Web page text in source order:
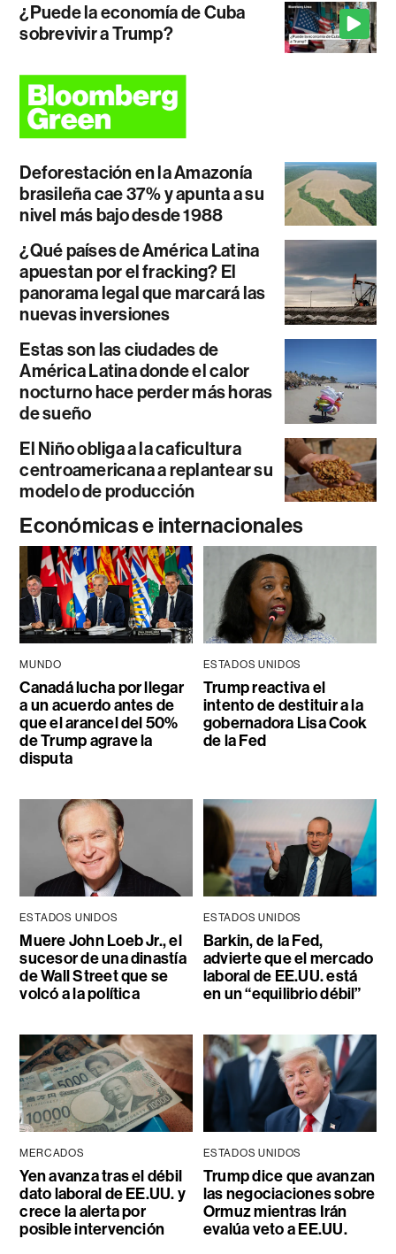
¿Puede la economía de Cuba
sobrevivir a Trump?
Deforestación en la Amazonía
brasileña cae 37% y apunta a su
nivel más bajo desde 1988
¿Qué países de América Latina
apuestan por el fracking? El
panorama legal que marcará las
nuevas inversiones
Estas son las ciudades de
América Latina donde el calor
nocturno hace perder más horas
de sueño
El Niño obliga a la caficultura
centroamericana a replantear su
modelo de producción
Económicas e internacionales
MUNDO
Canadá lucha por llegar
a un acuerdo antes de
que el arancel del 50%
de Trump agrave la
disputa
ESTADOS UNIDOS
Trump reactiva el
intento de destituir a la
gobernadora Lisa Cook
de la Fed
ESTADOS UNIDOS
Muere John Loeb Jr., el
sucesor de una dinastía
de Wall Street que se
volcó a la política
ESTADOS UNIDOS
Barkin, de la Fed,
advierte que el mercado
laboral de EE.UU. está
en un “equilibrio débil”
MERCADOS
Yen avanza tras el débil
dato laboral de EE.UU. y
crece la alerta por
posible intervención
ESTADOS UNIDOS
Trump dice que avanzan
las negociaciones sobre
Ormuz mientras Irán
evalúa veto a EE.UU.